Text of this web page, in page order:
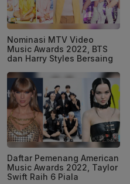
Nominasi MTV Video
Music Awards 2022, BTS
dan Harry Styles Bersaing
Daftar Pemenang American
Music Awards 2022, Taylor
Swift Raih 6 Piala